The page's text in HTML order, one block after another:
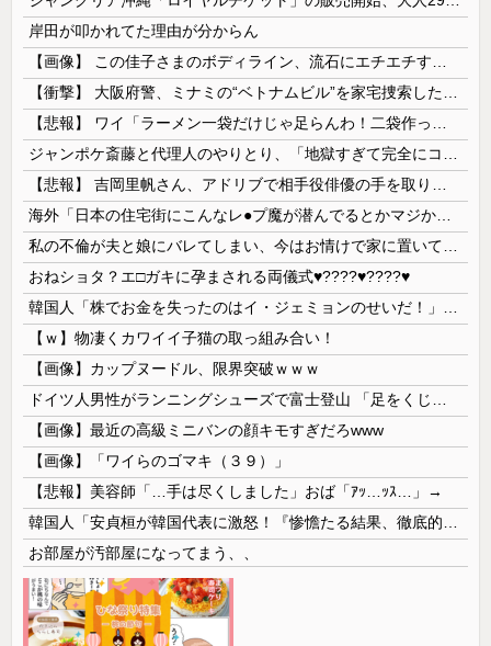
岸田が叩かれてた理由が分からん
おねショタ？エ□ガキに孕まされる両儀式♥️????♥️????♥️
【ｗ】物凄くカワイイ子猫の取っ組み合い！
【画像】カップヌードル、限界突破ｗｗｗ
【画像】最近の高級ミニバンの顔キモすぎだろwww
【画像】「ワイらのゴマキ（３９）」
【悲報】美容師「…手は尽くしました」おば「ｱｯ…ｯｽ…」→
お部屋が汚部屋になってまう、、